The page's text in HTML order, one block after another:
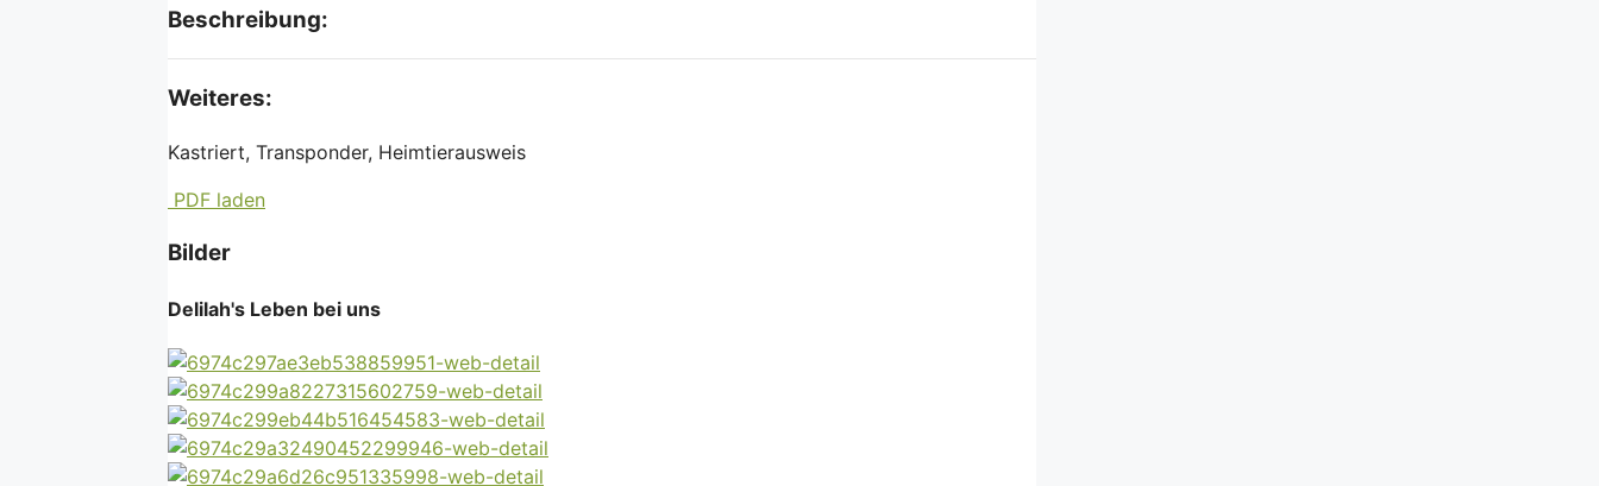
Beschreibung:
Weiteres:
Kastriert, Transponder, Heimtierausweis
PDF laden
Bilder
Delilah's Leben bei uns